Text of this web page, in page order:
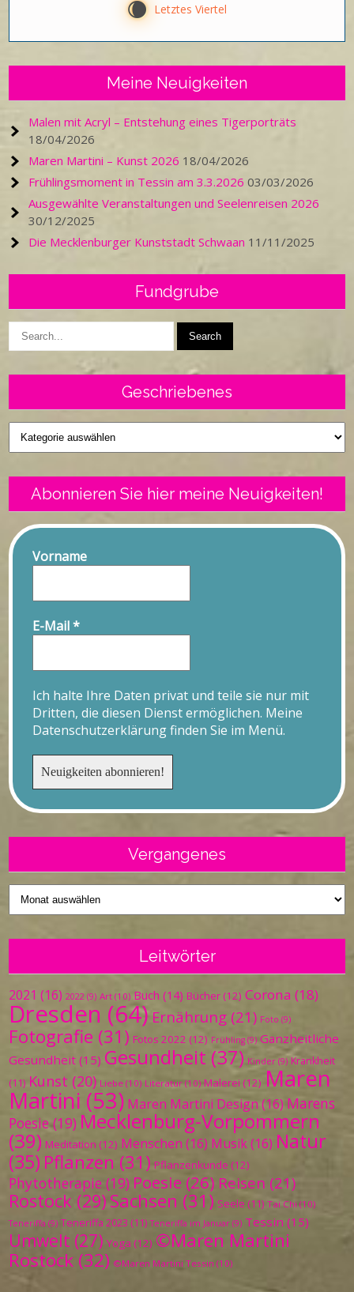
W Letztes Viertel
Meine Neuigkeiten
Malen mit Acryl – Entstehung eines Tigerporträts
18/04/2026
Maren Martini – Kunst 2026 18/04/2026
Frühlingsmoment in Tessin am 3.3.2026 03/03/2026
Ausgewählte Veranstaltungen und Seelenreisen 2026
30/12/2025
Die Mecklenburger Kunststadt Schwaan 11/11/2025
Fundgrube
Geschriebenes
Geschriebenes
Abonnieren Sie hier meine Neuigkeiten!
Vorname
E-Mail*
Ich halte Ihre Daten privat und teile sie nur mit
Dritten, die diesen Dienst ermöglichen. Meine
Datenschutzerklärung finden Sie im Menü.
Vergangenes
Vergangenes
Leitwörter
2021 (16) 2022 (9) Art (10) Buch (14) Bücher (12) Corona (18)
Dresden (64) Ernährung (21) Foto (9)
Fotografie (31) Fotos 2022 (12) Frühling (9) Ganzheitliche
Gesundheit (15) Gesundheit (37) Kinder (9) Krankheit
(11) Kunst (20) Liebe (10) Literatur (10) Malerei (12) Maren
Martini (53) Maren Martini Design (16) Marens
Poesie(19) Mecklenburg-Vorpommern
(39) Meditation (12) Menschen (16) Musik(16) Natur
(35) Pflanzen (31) Pflanzenkunde (12)
Phytotherapie (19) Poesie (26) Reisen (21)
Rostock (29) Sachsen (31) Seele (11) Tai Chi (10)
Teneriffa (9) Teneriffa 2023 (11) Teneriffa im Januar (9) Tessin (15)
Umwelt (27) Yoga (12) ©Maren Martini
Rostock (32) ©Maren Martini Tessin (10)